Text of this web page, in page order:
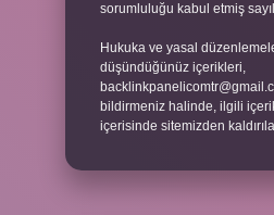
sorumluluğu kabul etmiş
Hukuka ve yasal
düşündüğünüz içerikleri,
bildirmeniz halinde, ilgili
içerisinde sitemizden